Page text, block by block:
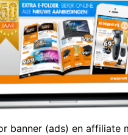
banner (ads) en affiliate